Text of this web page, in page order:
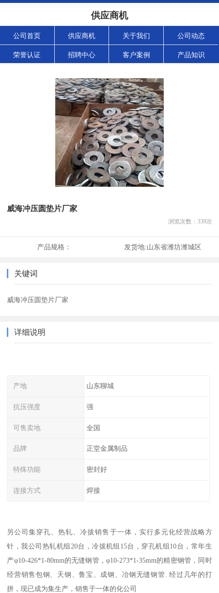
供应商机
公司首页 供应商机 关于我们 公司动态
荣誉认证 招聘中心 客户案例 产品知识
威海冲压圆垫片厂家
浏览次数： 339次
产品规格： 发货地:山东省潍坊潍城区
关键词
威海冲压圆垫片厂家
详细说明
产地 山东聊城
抗压强度 强
可售卖地 全国
品牌 正堂金属制品
特殊功能 密封好
连接方式 焊接
另公司集穿孔、热轧、冷拔销售于一体，实行多元化经营战略方
针，我公司热轧机组20台，冷拔机组15台，穿孔机组10台，常年生
产φ10-426*1-80mm的无缝钢管，φ10-273*1-35mm的精密钢管，同时
经营销售包钢、天钢、鲁宝、成钢、冶钢无缝钢管. 经过几年的打
拼，现已成为集生产，销售于一体的化公司